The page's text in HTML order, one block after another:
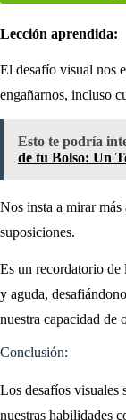
Lección aprendida:
El desafío visual nos
engañarnos, incluso
Esto te podría
de tu Bolso: Un
Nos insta a mirar
suposiciones.
Es un recordatorio de
y aguda,
nuestra capacidad de
Conclusión:
Los desafíos visuales
nuestras habilidades